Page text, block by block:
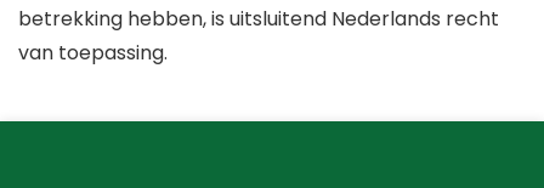
betrekking hebben, is uitsluitend Nederlands recht
van toepassing.